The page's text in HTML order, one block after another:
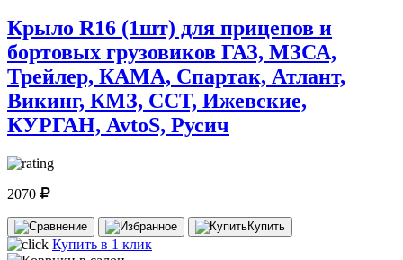
Крыло R16 (1шт) для прицепов и
бортовых грузовиков ГАЗ, МЗСА,
Трейлер, КАМА, Спартак, Атлант,
Викинг, КМЗ, ССТ, Ижевские,
КУРГАН, AvtoS, Русич
2070
Купить
Купить в 1 клик